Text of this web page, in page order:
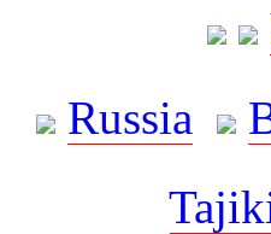
Russia